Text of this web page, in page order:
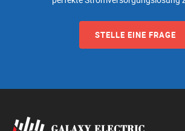
STELLE EINE FRAGE